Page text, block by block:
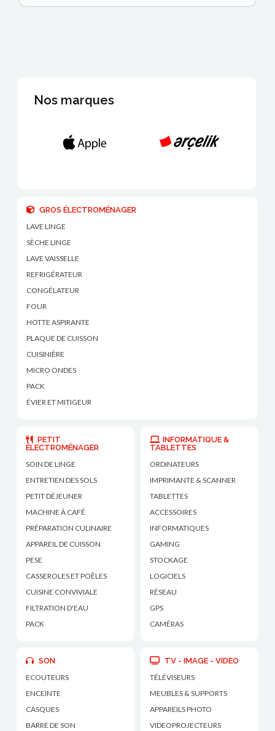
Nos marques
GROS ÉLECTROMÉNAGER
LAVE LINGE
SÈCHE LINGE
LAVE VAISSELLE
REFRIGÉRATEUR
CONGÉLATEUR
FOUR
HOTTE ASPIRANTE
PLAQUE DE CUISSON
CUISINIÈRE
MICRO ONDES
PACK
ÉVIER ET MITIGEUR
PETIT
ÉLECTROMÉNAGER
SOIN DE LINGE
ENTRETIEN DES SOLS
PETIT DÉJEUNER
MACHINE À CAFÉ
PRÉPARATION CULINAIRE
APPAREIL DE CUISSON
PESE
CASSEROLES ET POÊLES
CUISINE CONVIVIALE
FILTRATION D'EAU
PACK
INFORMATIQUE &
TABLETTES
ORDINATEURS
IMPRIMANTE & SCANNER
TABLETTES
ACCESSOIRES
INFORMATIQUES
GAMING
STOCKAGE
LOGICIELS
RÉSEAU
GPS
CAMÉRAS
SON
ECOUTEURS
ENCEINTE
CASQUES
BARRE DE SON
TV - IMAGE - VIDEO
TÉLÉVISEURS
MEUBLES & SUPPORTS
APPAREILS PHOTO
VIDEOPROJECTEURS